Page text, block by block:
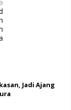
Jadi Ajang